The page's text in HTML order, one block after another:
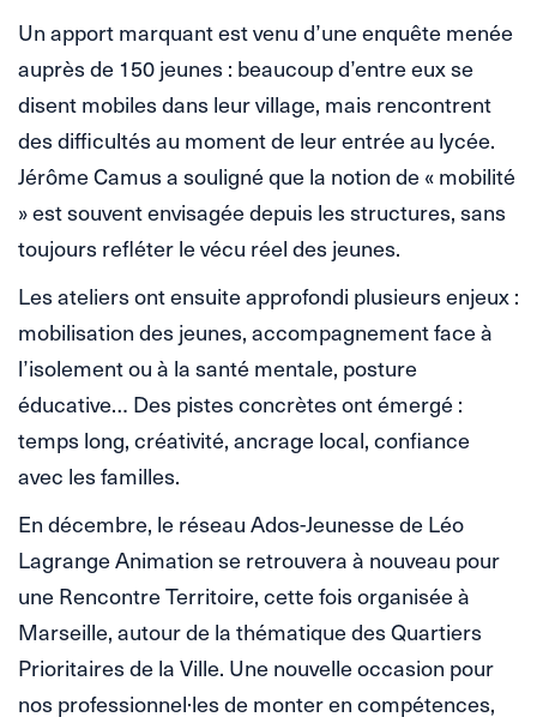
Un apport marquant est venu d’une enquête menée
auprès de 150 jeunes : beaucoup d’entre eux se
disent mobiles dans leur village, mais rencontrent
des difficultés au moment de leur entrée au lycée.
Jérôme Camus a souligné que la notion de « mobilité
» est souvent envisagée depuis les structures, sans
toujours refléter le vécu réel des jeunes.
Les ateliers ont ensuite approfondi plusieurs enjeux :
mobilisation des jeunes, accompagnement face à
l’isolement ou à la santé mentale, posture
éducative… Des pistes concrètes ont émergé :
temps long, créativité, ancrage local, confiance
avec les familles.
En décembre, le réseau Ados-Jeunesse de Léo
Lagrange Animation se retrouvera à nouveau pour
une Rencontre Territoire, cette fois organisée à
Marseille, autour de la thématique des Quartiers
Prioritaires de la Ville. Une nouvelle occasion pour
nos professionnel·les de monter en compétences,